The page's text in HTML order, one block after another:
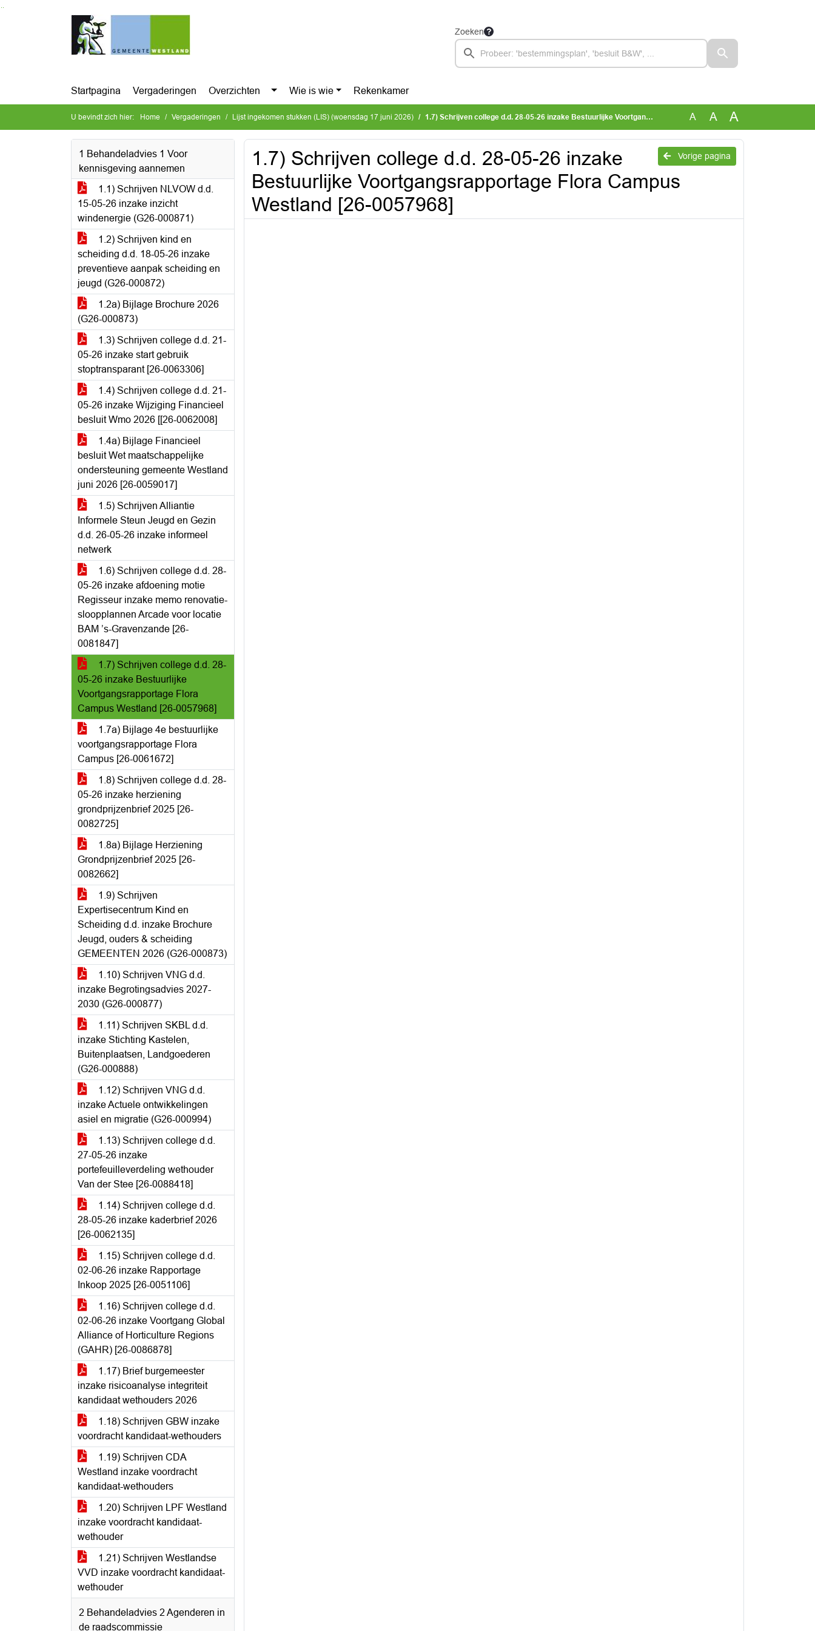
Ga naar de inhoud van deze pagina
Ga naar het zoeken
Ga naar het menu
Zoeken
Startpagina Vergaderingen Overzichten Wie is wie Rekenkamer
U bevindt zich hier: Home Vergaderingen Lijst ingekomen stukken (LIS) (woensdag 17 juni 2026) 1.7) Schrijven college d.d. 28-05-26 inzake Bestuurlijke Voortgangsrapportage Flora Campus Westland [26-0057968] A A A
1 Behandeladvies 1 Voor
kennisgeving aannemen
1.1) Schrijven NLVOW d.d.
15-05-26 inzake inzicht
windenergie (G26-000871)
1.2) Schrijven kind en
scheiding d.d. 18-05-26 inzake
preventieve aanpak scheiding en
jeugd (G26-000872)
1.2a) Bijlage Brochure 2026
(G26-000873)
1.3) Schrijven college d.d. 21-
05-26 inzake start gebruik
stoptransparant [26-0063306]
1.4) Schrijven college d.d. 21-
05-26 inzake Wijziging Financieel
besluit Wmo 2026 [[26-0062008]
1.4a) Bijlage Financieel
besluit Wet maatschappelijke
ondersteuning gemeente Westland
juni 2026 [26-0059017]
1.5) Schrijven Alliantie
Informele Steun Jeugd en Gezin
d.d. 26-05-26 inzake informeel
netwerk
1.6) Schrijven college d.d. 28-
05-26 inzake afdoening motie
Regisseur inzake memo renovatie-
sloopplannen Arcade voor locatie
BAM ’s-Gravenzande [26-
0081847]
1.7) Schrijven college d.d. 28-
05-26 inzake Bestuurlijke
Voortgangsrapportage Flora
Campus Westland [26-0057968]
1.7a) Bijlage 4e bestuurlijke
voortgangsrapportage Flora
Campus [26-0061672]
1.8) Schrijven college d.d. 28-
05-26 inzake herziening
grondprijzenbrief 2025 [26-
0082725]
1.8a) Bijlage Herziening
Grondprijzenbrief 2025 [26-
0082662]
1.9) Schrijven
Expertisecentrum Kind en
Scheiding d.d. inzake Brochure
Jeugd, ouders & scheiding
GEMEENTEN 2026 (G26-000873)
1.10) Schrijven VNG d.d.
inzake Begrotingsadvies 2027-
2030 (G26-000877)
1.11) Schrijven SKBL d.d.
inzake Stichting Kastelen,
Buitenplaatsen, Landgoederen
(G26-000888)
1.12) Schrijven VNG d.d.
inzake Actuele ontwikkelingen
asiel en migratie (G26-000994)
1.13) Schrijven college d.d.
27-05-26 inzake
portefeuilleverdeling wethouder
Van der Stee [26-0088418]
1.14) Schrijven college d.d.
28-05-26 inzake kaderbrief 2026
[26-0062135]
1.15) Schrijven college d.d.
02-06-26 inzake Rapportage
Inkoop 2025 [26-0051106]
1.16) Schrijven college d.d.
02-06-26 inzake Voortgang Global
Alliance of Horticulture Regions
(GAHR) [26-0086878]
1.17) Brief burgemeester
inzake risicoanalyse integriteit
kandidaat wethouders 2026
1.18) Schrijven GBW inzake
voordracht kandidaat-wethouders
1.19) Schrijven CDA
Westland inzake voordracht
kandidaat-wethouders
1.20) Schrijven LPF Westland
inzake voordracht kandidaat-
wethouder
1.21) Schrijven Westlandse
VVD inzake voordracht kandidaat-
wethouder
2 Behandeladvies 2 Agenderen in
de raadscommissie
Vorige pagina
1.7) Schrijven college d.d. 28-05-26 inzake
Bestuurlijke Voortgangsrapportage Flora Campus
Westland [26-0057968]